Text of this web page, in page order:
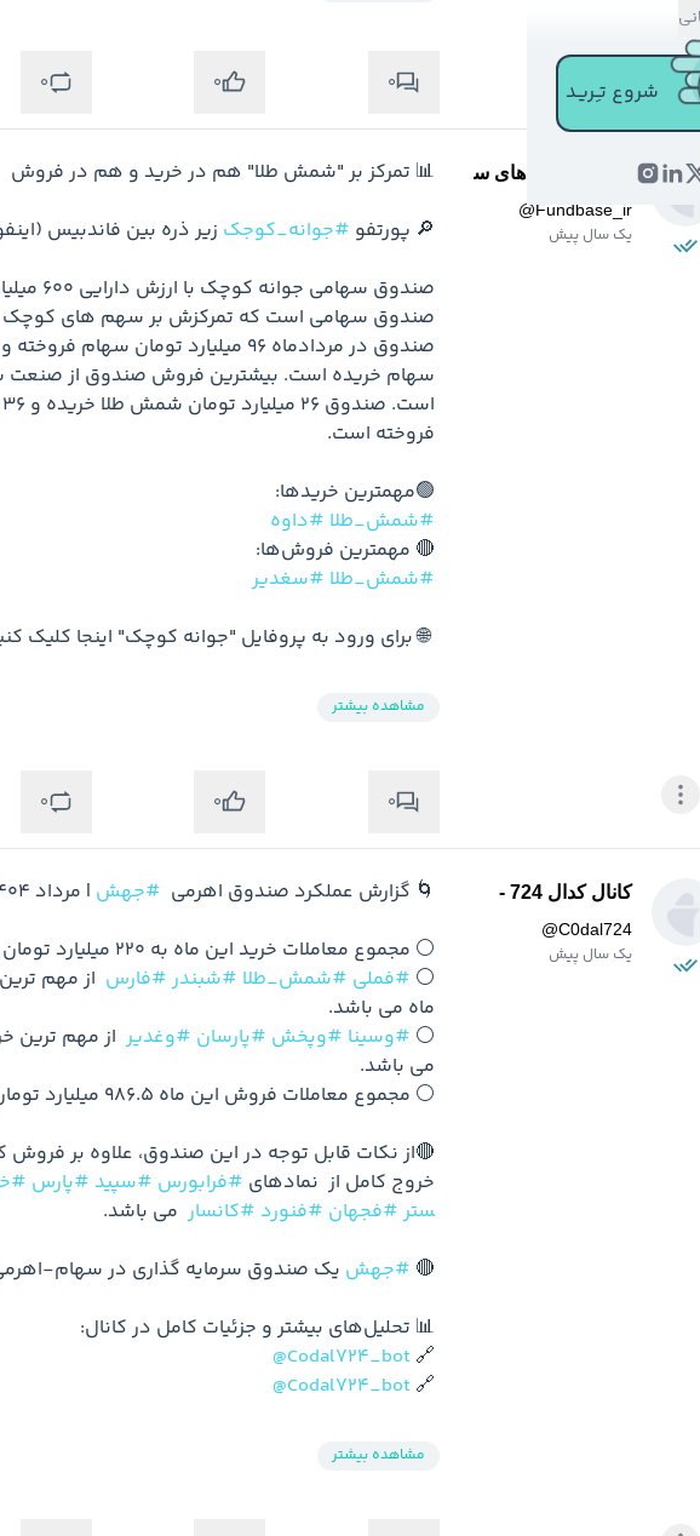
شروع تـِـریـد 0
0
0
مرجع صندوق‌‌های سرمایه‌گذاری -
@Fundbase_ir
یک سال پیش
🔎 پورتفو #جوانه_کوجک
🟢مهمترین خریدها:
#شمش_طلا #داوه
🔴 مهمترین فروش‌ها:
#شمش_طلا #سغدیر
🌐 برای ورود به پروفایل "جوانه کوچک" اینجا کلیک کنید
مشاهده بیشتر
0
0
0
کانال کدال 724 -
@C0dal724
یک سال پیش
🌀 گزارش عملکرد صندوق اهرمی #جهش
⚪️ #فملی #شمش_طلا #شبندر #فارس
⚪️ #وسینا #وپخش #پارسان #وغدیر
خروج کامل از  نمادهای #فرابورس #سپید #پارس
ستر #فجهان #فنورد #کانسار
🔴 #جهش
🔗
@Codal724_bot
🔗
@Codal724_bot
مشاهده بیشتر